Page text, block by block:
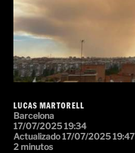
LUCAS MARTORELL
Barcelona
17/07/2025 19:34
Actualizado 17/07/2025 19:47
2 minutos